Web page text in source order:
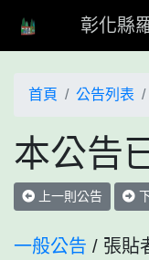
彰化縣
首頁 公告列表
本公告
上一則公告
一般公告 / 張貼